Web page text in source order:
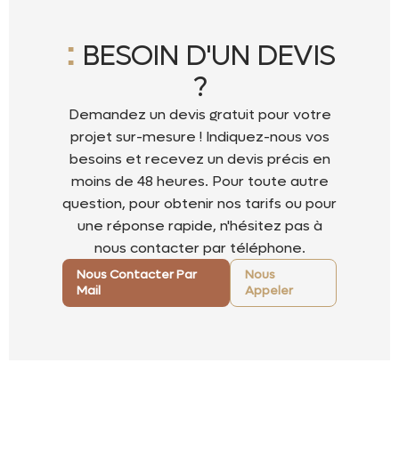
: BESOIN D'UN DEVIS
?
Demandez un devis gratuit pour votre
projet sur-mesure ! Indiquez-nous vos
besoins et recevez un devis précis en
moins de 48 heures. Pour toute autre
question, pour obtenir nos tarifs ou pour
une réponse rapide, n'hésitez pas à
nous contacter par téléphone.
Nous Contacter Par
Mail
Nous
Appeler